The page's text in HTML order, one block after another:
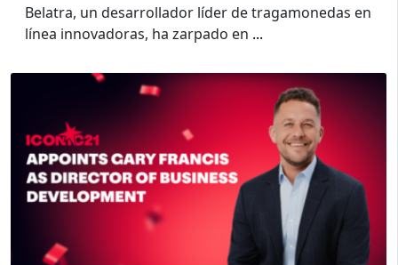
Belatra, un desarrollador líder de tragamonedas en
línea innovadoras, ha zarpado en ...